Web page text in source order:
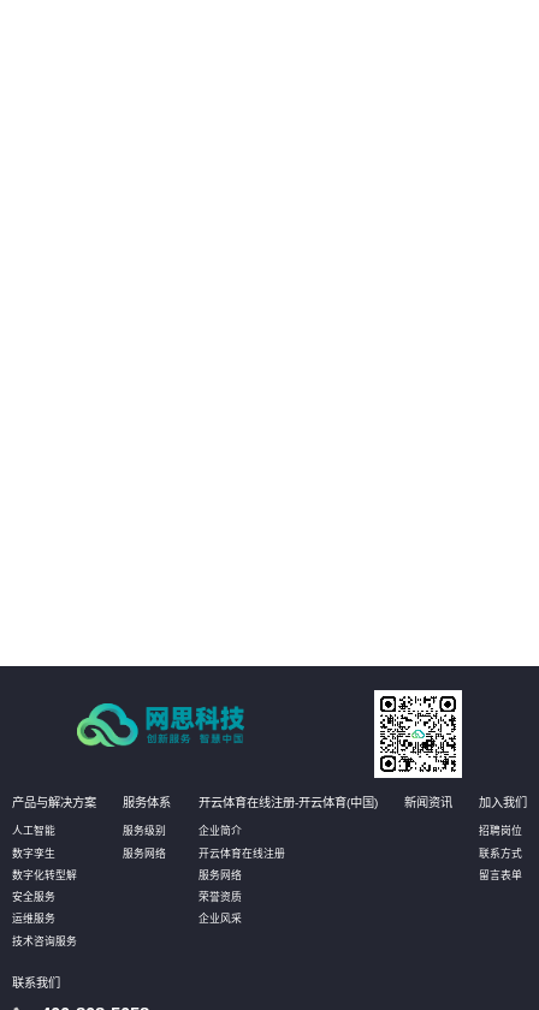
产品与解决方案
人工智能
数字孪生
数字化转型解
安全服务
运维服务
技术咨询服务
服务体系
服务级别
服务网络
开云体育在线注册-开云体育(中国)
企业简介
开云体育在线注册
服务网络
荣誉资质
企业风采
新闻资讯 加入我们
招聘岗位
联系方式
留言表单
联系我们